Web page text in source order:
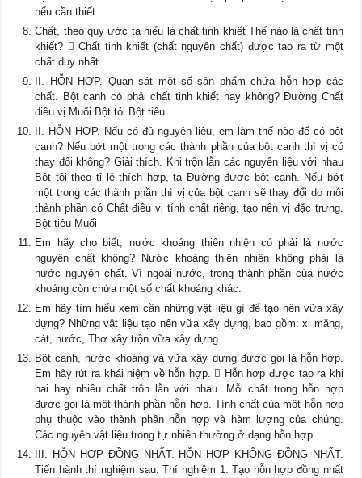
nếu cần thiết.
Chất, theo quy ước ta hiểu là chất tinh khiết Thế nào là chất tinh
khiết?  Chất tinh khiết (chất nguyên chất) được tạo ra từ một
chất duy nhất.
II. HỖN HỢP. Quan sát một số sản phẩm chứa hỗn hợp các
chất. Bột canh có phải chất tinh khiết hay không? Đường Chất
điều vị Muối Bột tỏi Bột tiêu
II. HỖN HỢP. Nếu có đủ nguyên liệu, em làm thế nào để có bột
canh? Nếu bớt một trong các thành phần của bột canh thì vị có
thay đổi không? Giải thích. Khi trộn lẫn các nguyên liệu với nhau
Bột tỏi theo tỉ lệ thích hợp, ta Đường được bột canh. Nếu bớt
một trong các thành phần thì vị của bột canh sẽ thay đổi do mỗi
thành phần có Chất điều vị tính chất riêng, tạo nên vị đặc trưng.
Bột tiêu Muối
Em hãy cho biết, nước khoáng thiên nhiên có phải là nước
nguyên chất không? Nước khoáng thiên nhiên không phải là
nước nguyên chất. Vì ngoài nước, trong thành phần của nước
khoáng còn chứa một số chất khoáng khác.
Em hãy tìm hiểu xem cần những vật liệu gì để tạo nên vữa xây
dựng? Những vật liệu tạo nên vữa xây dựng, bao gồm: xi măng,
cát, nước, Thợ xây trộn vữa xây dựng.
Bột canh, nước khoáng và vữa xây dựng được gọi là hỗn hợp.
Em hãy rút ra khái niệm về hỗn hợp.  Hỗn hợp được tạo ra khi
hai hay nhiều chất trộn lẫn với nhau. Mỗi chất trong hỗn hợp
được gọi là một thành phần hỗn hợp. Tính chất của một hỗn hợp
phụ thuộc vào thành phần hỗn hợp và hàm lượng của chúng.
Các nguyên vật liệu trong tự nhiên thường ở dạng hỗn hợp.
III. HỖN HỢP ĐỒNG NHẤT. HỖN HỢP KHÔNG ĐỒNG NHẤT.
Tiến hành thí nghiệm sau: Thí nghiệm 1: Tạo hỗn hợp đồng nhất